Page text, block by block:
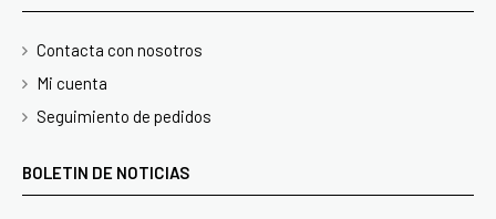
Contacta con nosotros
Mi cuenta
Seguimiento de pedidos
BOLETIN DE NOTICIAS